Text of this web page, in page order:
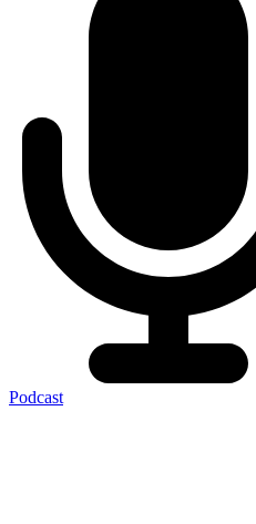
Podcast